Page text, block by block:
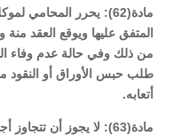
مادة(62): يحرر المحامي
المتفق عليها ويوقع العقد
من ذلك وفي حالة عدم وفاء
طلب حبس الأوراق أو النقود
أتعابه.
مادة(63): لا يجوز أن